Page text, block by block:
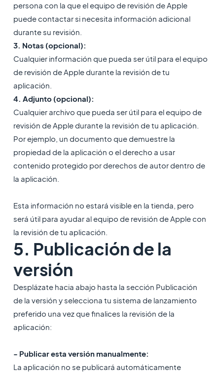
persona con la que el equipo de revisión de Apple
puede contactar si necesita información adicional
durante su revisión.
3. Notas (opcional):
Cualquier información que pueda ser útil para el equipo
de revisión de Apple durante la revisión de tu
aplicación.
4. Adjunto (opcional):
Cualquier archivo que pueda ser útil para el equipo de
revisión de Apple durante la revisión de tu aplicación.
Por ejemplo, un documento que demuestre la
propiedad de la aplicación o el derecho a usar
contenido protegido por derechos de autor dentro de
la aplicación.
Esta información no estará visible en la tienda, pero
será útil para ayudar al equipo de revisión de Apple con
la revisión de tu aplicación.
5. Publicación de la
versión
Desplázate hacia abajo hasta la sección Publicación
de la versión y selecciona tu sistema de lanzamiento
preferido una vez que finalices la revisión de la
aplicación:
- Publicar esta versión manualmente:
La aplicación no se publicará automáticamente